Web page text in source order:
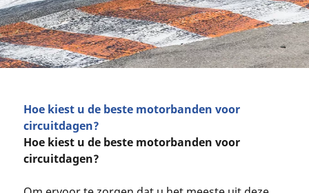
Hoe kiest u de beste motorbanden voor
circuitdagen?
Hoe kiest u de beste motorbanden voor
circuitdagen?